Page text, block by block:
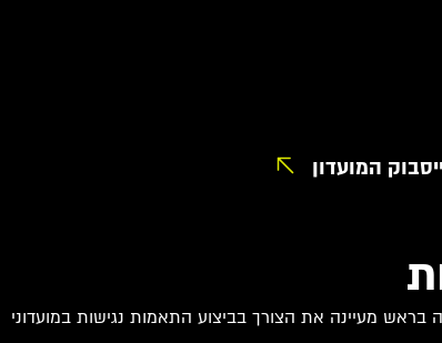
המועדון
בראש מעיינה את הצורך בביצוע התאמות נגישות במועדוני